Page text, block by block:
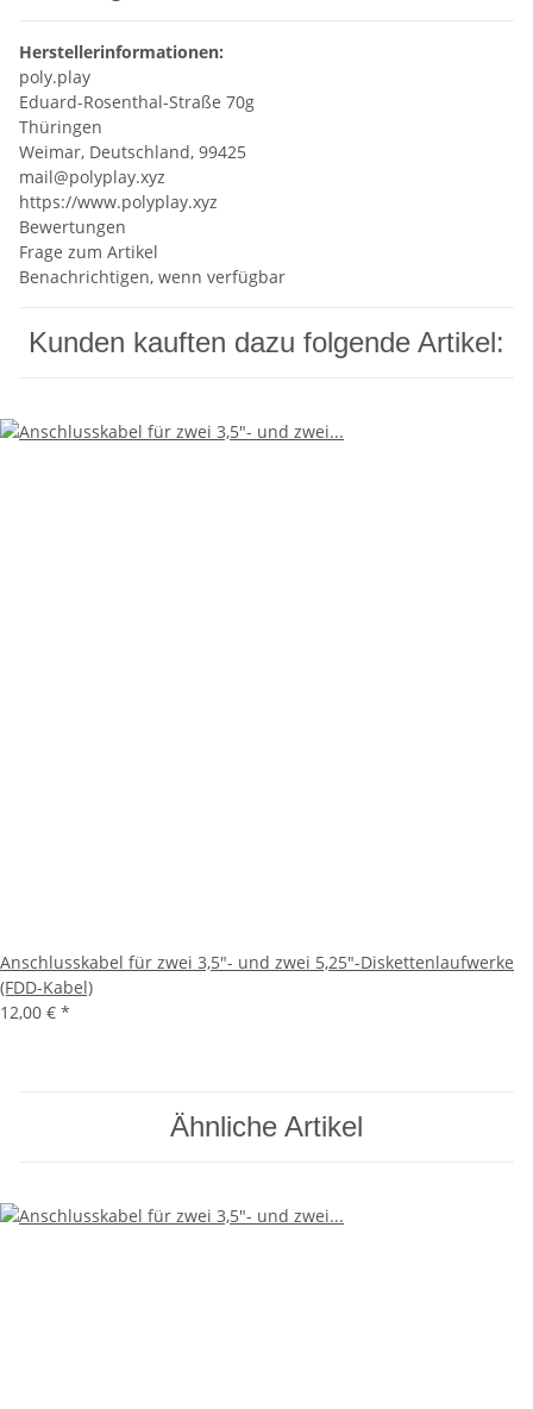
Herstellerinformationen:
poly.play
Eduard-Rosenthal-Straße 70g
Thüringen
Weimar, Deutschland, 99425
mail@polyplay.xyz
https://www.polyplay.xyz
Bewertungen
Frage zum Artikel
Benachrichtigen, wenn verfügbar
Kunden kauften dazu folgende Artikel:
Anschlusskabel für zwei 3,5"- und zwei 5,25"-Diskettenlaufwerke
(FDD-Kabel)
12,00 € *
Ähnliche Artikel